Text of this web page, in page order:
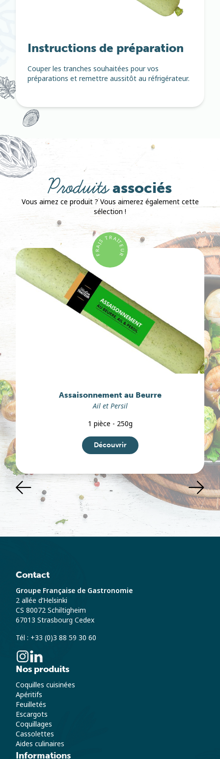
Instructions de préparation
Couper les tranches souhaitées pour vos
préparations et remettre aussitôt au réfrigérateur.
Produitsassociés
Vous aimez ce produit ? Vous aimerez également cette
sélection !
F
R
A
I
S T RAI
T
E
U
R
Assaisonnement au Beurre
Ail et Persil
1 pièce - 250g
Découvrir
Contact
Groupe Française de Gastronomie
2 allée d’Helsinki
CS 80072 Schiltigheim
67013 Strasbourg Cedex
Tél : +33 (0)3 88 59 30 60
Nos produits
Coquilles cuisinées
Apéritifs
Feuilletés
Escargots
Coquillages
Cassolettes
Aides culinaires
Informations